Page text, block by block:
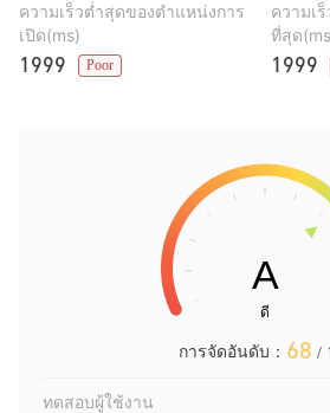
ความเร็วต่ำสุดของตำแหน่งการ
เปิด(ms)
1999 Poor
ความเ
ที่สุด
1999
การจัดอันดับ： 68 /
ทดสอบผู้ใช้งาน